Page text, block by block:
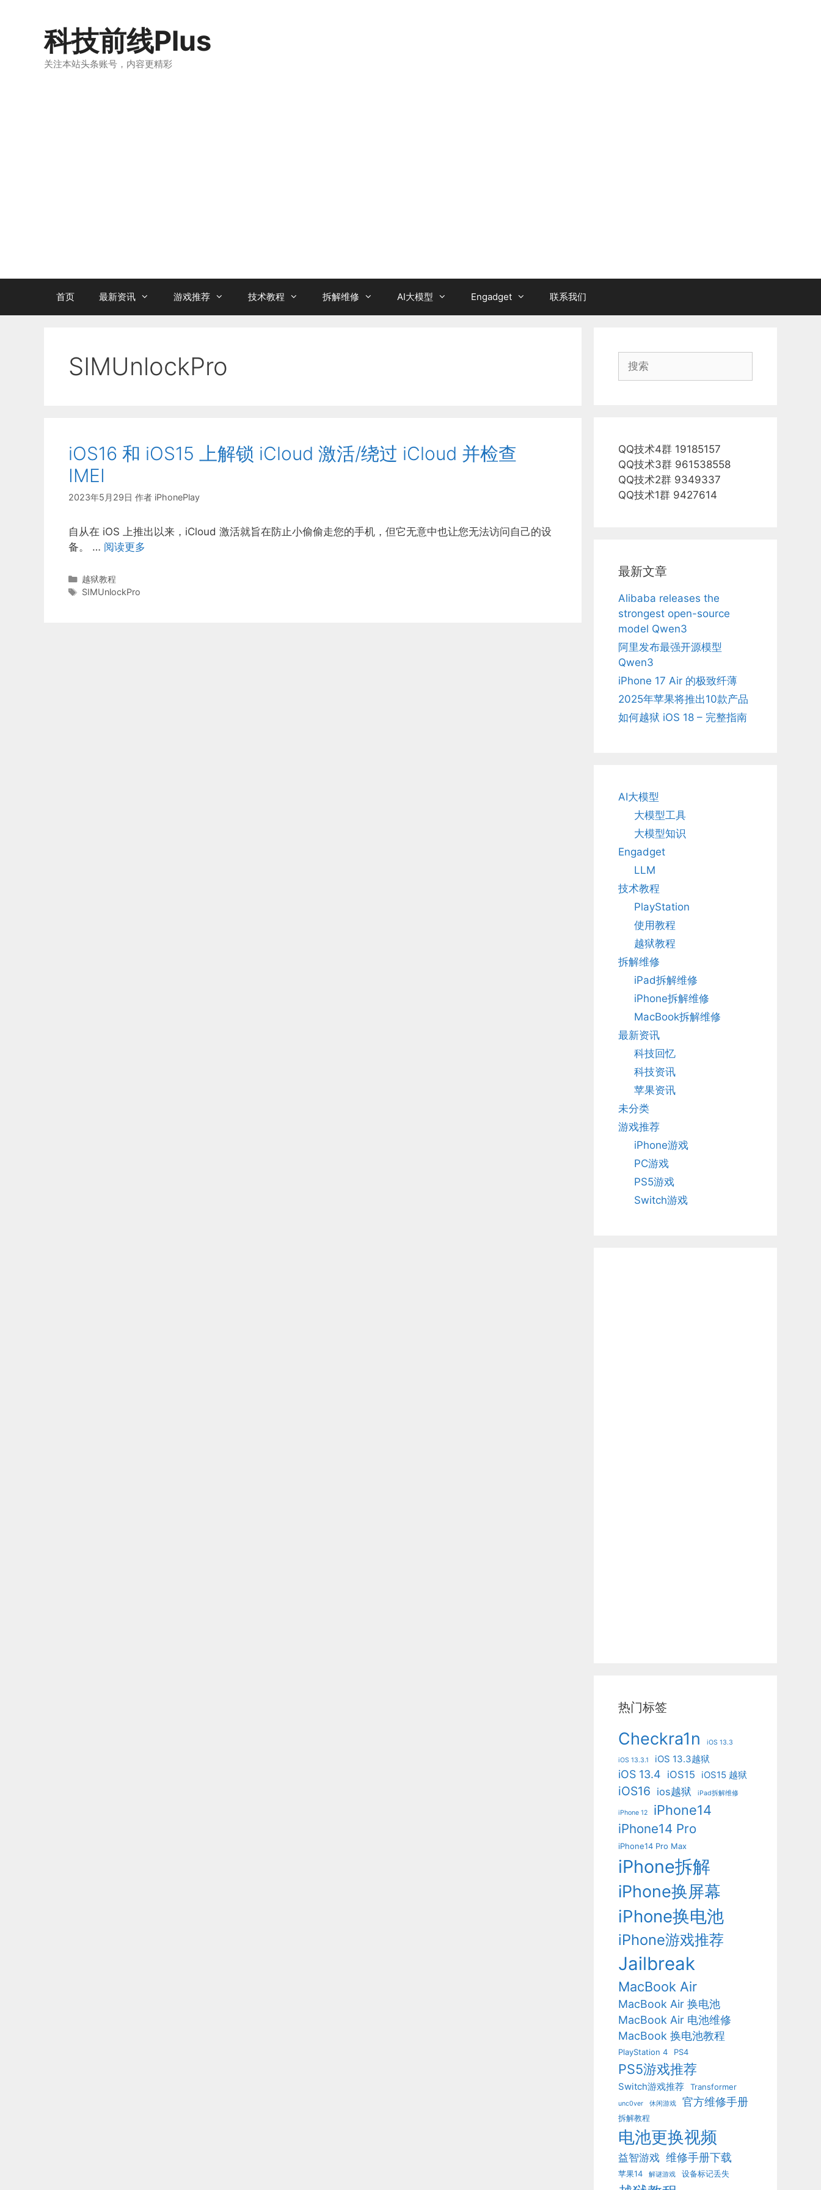
科技前线Plus
关注本站头条账号，内容更精彩
首页 最新资讯 游戏推荐 技术教程 拆解维修 AI大模型 Engadget 联系我们
SIMUnlockPro
iOS16 和 iOS15 上解锁 iCloud 激活/绕过 iCloud 并检查
IMEI
2023年5月29日 作者 iPhonePlay
自从在 iOS 上推出以来，iCloud 激活就旨在防止小偷偷走您的手机，但它无意中也让您无法访问自己的设
备。 … 阅读更多
分
类
越狱教程
标
SIMUnlockPro
QQ技术4群 19185157
QQ技术3群 961538558
QQ技术2群 9349337
QQ技术1群 9427614
最新文章
Alibaba releases the
strongest open-source
model Qwen3
阿里发布最强开源模型
Qwen3
iPhone 17 Air 的极致纤薄
2025年苹果将推出10款产品
如何越狱 iOS 18 – 完整指南
AI大模型
大模型工具
大模型知识
Engadget
LLM
技术教程
PlayStation
使用教程
越狱教程
拆解维修
iPad拆解维修
iPhone拆解维修
MacBook拆解维修
最新资讯
科技回忆
科技资讯
苹果资讯
未分类
游戏推荐
iPhone游戏
PC游戏
PS5游戏
Switch游戏
热门标签
Checkra1n iOS 13.3
iOS 13.3.1 iOS 13.3越狱
iOS 13.4 iOS15 iOS15 越狱
iOS16 ios越狱 iPad拆解维修
iPhone 12 iPhone14
iPhone14 Pro
iPhone14 Pro Max
iPhone拆解
iPhone换屏幕
iPhone换电池
iPhone游戏推荐
Jailbreak
MacBook Air
MacBook Air 换电池
MacBook Air 电池维修
MacBook 换电池教程
PlayStation 4 PS4
PS5游戏推荐
Switch游戏推荐 Transformer
unc0ver 休闲游戏 官方维修手册
拆解教程
电池更换视频
益智游戏 维修手册下载
苹果14 解谜游戏 设备标记丢失